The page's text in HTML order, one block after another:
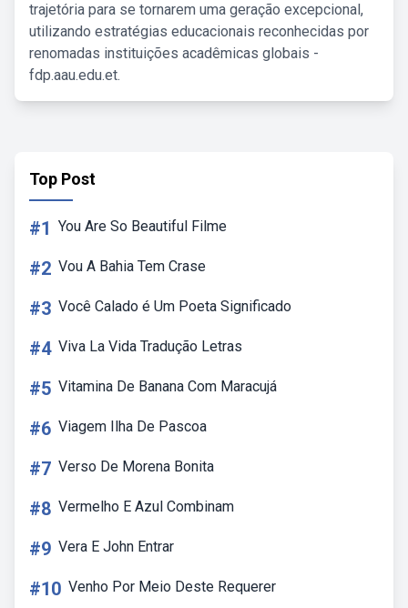
trajetória para se tornarem uma geração excepcional,
utilizando estratégias educacionais reconhecidas por
renomadas instituições acadêmicas globais -
fdp.aau.edu.et.
Top Post
#1 You Are So Beautiful Filme
#2 Vou A Bahia Tem Crase
#3 Você Calado é Um Poeta Significado
#4 Viva La Vida Tradução Letras
#5 Vitamina De Banana Com Maracujá
#6 Viagem Ilha De Pascoa
#7 Verso De Morena Bonita
#8 Vermelho E Azul Combinam
#9 Vera E John Entrar
#10 Venho Por Meio Deste Requerer